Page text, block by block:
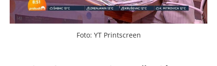
Foto: YT Printscreen